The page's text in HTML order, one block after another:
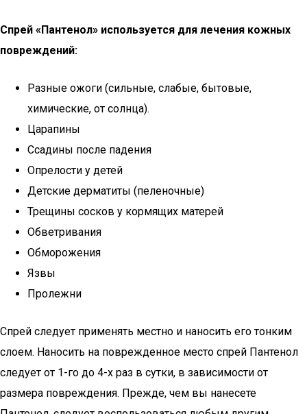
Спрей «Пантенол» используется для лечения кожных
повреждений:
Разные ожоги (сильные, слабые, бытовые,
химические, от солнца).
Царапины
Ссадины после падения
Опрелости у детей
Детские дерматиты (пеленочные)
Трещины сосков у кормящих матерей
Обветривания
Обморожения
Язвы
Пролежни
Спрей следует применять местно и наносить его тонким
слоем. Наносить на поврежденное место спрей Пантенол
следует от 1-го до 4-х раз в сутки, в зависимости от
размера повреждения. Прежде, чем вы нанесете